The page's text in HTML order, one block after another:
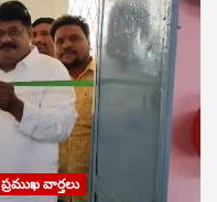
ప్రముఖ వార్తలు